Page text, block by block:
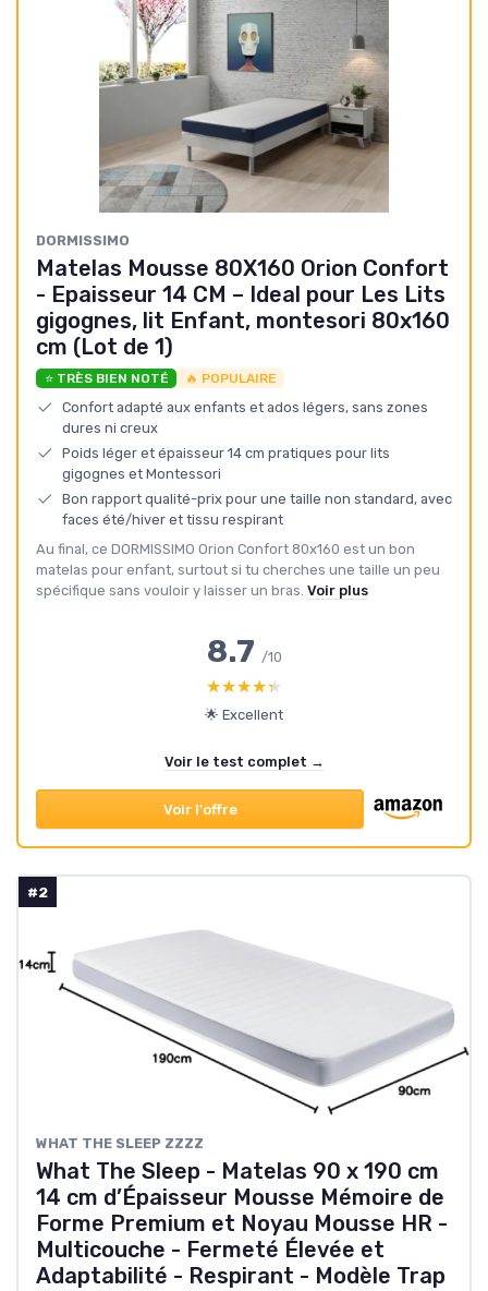
DORMISSIMO
Matelas Mousse 80X160 Orion Confort
- Epaisseur 14 CM – Ideal pour Les Lits
gigognes, lit Enfant, montesori 80x160
cm (Lot de 1)
⭐ TRÈS BIEN NOTÉ 🔥 POPULAIRE
Confort adapté aux enfants et ados légers, sans zones
dures ni creux
Poids léger et épaisseur 14 cm pratiques pour lits
gigognes et Montessori
Bon rapport qualité-prix pour une taille non standard, avec
faces été/hiver et tissu respirant
Au final, ce DORMISSIMO Orion Confort 80x160 est un bon
matelas pour enfant, surtout si tu cherches une taille un peu
spécifique sans vouloir y laisser un bras. Voir plus
8.7 /10
★★★★★
★★★★★
🌟 Excellent
Voir le test complet →
Voir l'offre
#2
WHAT THE SLEEP ZZZZ
What The Sleep - Matelas 90 x 190 cm
14 cm d’Épaisseur Mousse Mémoire de
Forme Premium et Noyau Mousse HR -
Multicouche - Fermeté Élevée et
Adaptabilité - Respirant - Modèle Trap